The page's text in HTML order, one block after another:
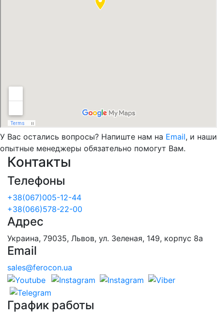
У Вас остались вопросы? Напиште нам на Email, и наши
опытные менеджеры обязательно помогут Вам.
Контакты
Телефоны
+38(067)005-12-44
+38(066)578-22-00
Адрес
Украина, 79035, Львов, ул. Зеленая, 149, корпус 8а
Email
sales@ferocon.ua
График работы